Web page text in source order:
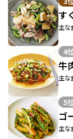
す
主な
4
牛
主な
5
ゴ
主な